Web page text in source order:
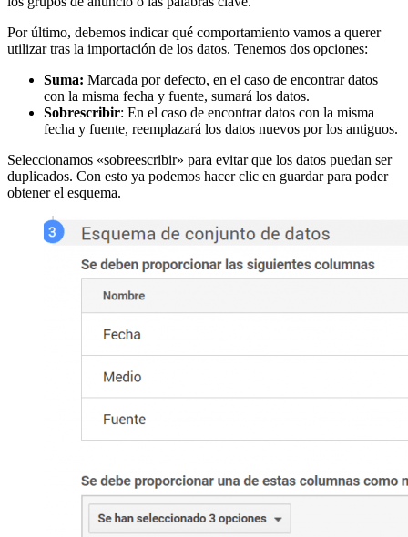
Por último, debemos indicar qué comportamiento vamos a querer
utilizar tras la importación de los datos. Tenemos dos opciones:
Suma: Marcada por defecto, en el caso de encontrar datos
con la misma fecha y fuente, sumará los datos.
Sobrescribir: En el caso de encontrar datos con la misma
fecha y fuente, reemplazará los datos nuevos por los antiguos.
Seleccionamos «sobreescribir» para evitar que los datos puedan ser
duplicados. Con esto ya podemos hacer clic en guardar para poder
obtener el esquema.